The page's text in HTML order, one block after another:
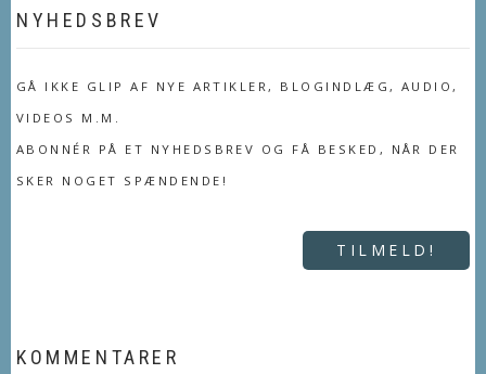
NYHEDSBREV
GÅ IKKE GLIP AF NYE ARTIKLER, BLOGINDLÆG, AUDIO,
VIDEOS M.M.
ABONNÉR PÅ ET NYHEDSBREV OG FÅ BESKED, NÅR DER
SKER NOGET SPÆNDENDE!
TILMELD!
KOMMENTARER